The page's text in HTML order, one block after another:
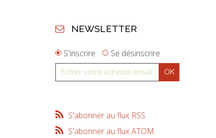
NEWSLETTER
S'inscrire Se désinscrire
S'abonner au flux RSS
S'abonner au flux ATOM